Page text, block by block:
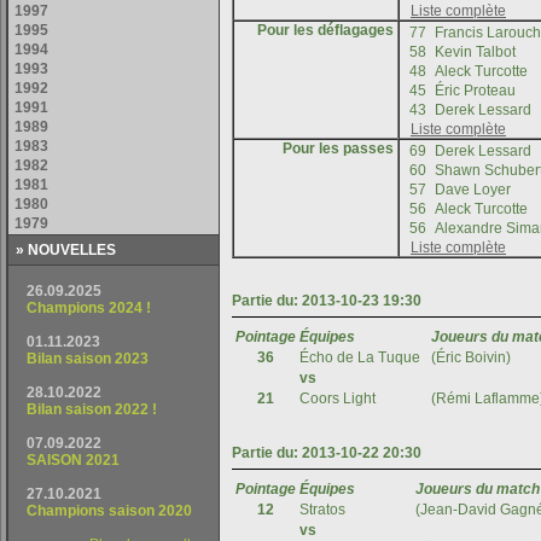
» NOUVELLES
Pour les déflagages
Pour les passes